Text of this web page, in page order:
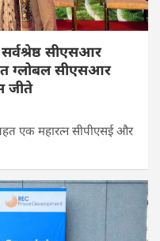
सीएसआर
ग्लोबल सीएसआर
जीते
एक महारत्न सीपीएसई और